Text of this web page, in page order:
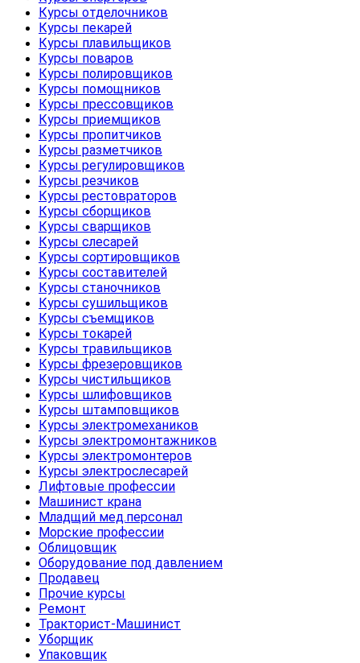
Курсы отделочников
Курсы пекарей
Курсы плавильщиков
Курсы поваров
Курсы полировщиков
Курсы помощников
Курсы прессовщиков
Курсы приемщиков
Курсы пропитчиков
Курсы разметчиков
Курсы регулировщиков
Курсы резчиков
Курсы рестовраторов
Курсы сборщиков
Курсы сварщиков
Курсы слесарей
Курсы сортировщиков
Курсы составителей
Курсы станочников
Курсы сушильщиков
Курсы съемщиков
Курсы токарей
Курсы травильщиков
Курсы фрезеровщиков
Курсы чистильщиков
Курсы шлифовщиков
Курсы штамповщиков
Курсы электромехаников
Курсы электромонтажников
Курсы электромонтеров
Курсы электрослесарей
Лифтовые профессии
Машинист крана
Младщий мед.персонал
Морские профессии
Облицовщик
Оборудование под давлением
Продавец
Прочие курсы
Ремонт
Тракторист-Машинист
Уборщик
Упаковщик